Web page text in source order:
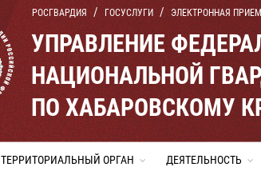
РОСГВАРДИЯ ГОСУСЛУГИ ЭЛЕКТРОННАЯ
УПРАВЛЕНИЕ
НАЦИОНАЛЬНОЙ
ПО ХАБАРОВСКОМУ
ТЕРРИТОРИАЛЬНЫЙ ОРГАН ДЕЯТЕЛЬНОСТЬ